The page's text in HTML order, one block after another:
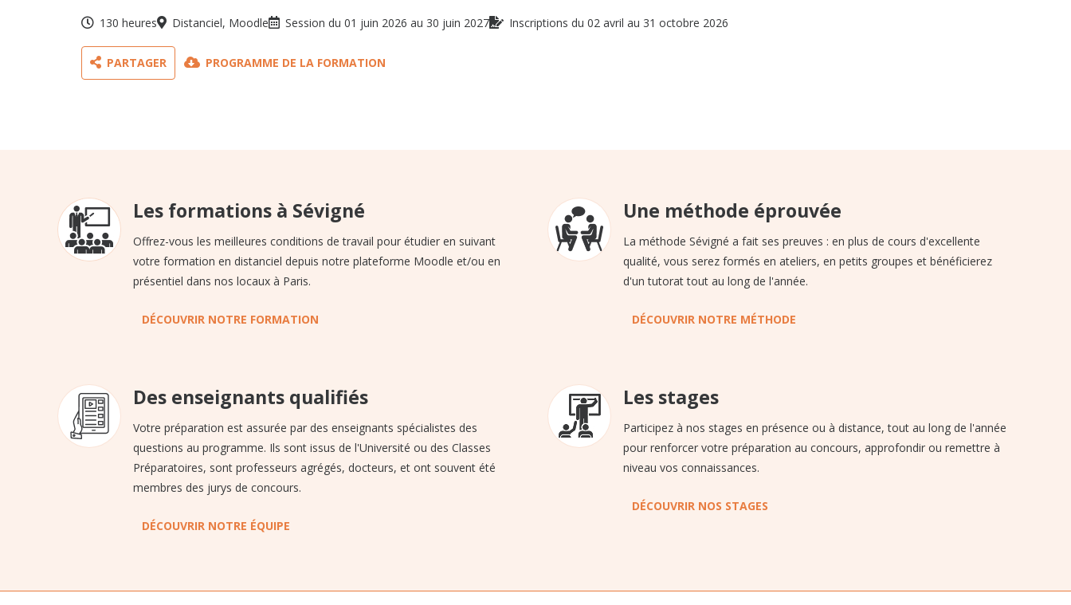
130 heures Distanciel, Moodle Session du 01 juin 2026 au 30 juin 2027 Inscriptions du 02 avril au 31 octobre 2026
PARTAGER PROGRAMME DE LA FORMATION
Les formations à Sévigné
Offrez-vous les meilleures conditions de travail pour étudier en suivant
votre formation en distanciel depuis notre plateforme Moodle et/ou en
présentiel dans nos locaux à Paris.
DÉCOUVRIR NOTRE FORMATION
Une méthode éprouvée
La méthode Sévigné a fait ses preuves : en plus de cours d'excellente
qualité, vous serez formés en ateliers, en petits groupes et bénéficierez
d'un tutorat tout au long de l'année.
DÉCOUVRIR NOTRE MÉTHODE
Des enseignants qualifiés
Votre préparation est assurée par des enseignants spécialistes des
questions au programme. Ils sont issus de l'Université ou des Classes
Préparatoires, sont professeurs agrégés, docteurs, et ont souvent été
membres des jurys de concours.
DÉCOUVRIR NOTRE ÉQUIPE
Les stages
Participez à nos stages en présence ou à distance, tout au long de l'année
pour renforcer votre préparation au concours, approfondir ou remettre à
niveau vos connaissances.
DÉCOUVRIR NOS STAGES